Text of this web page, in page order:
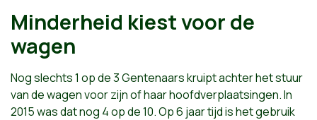
Minderheid kiest voor de
wagen
Nog slechts 1 op de 3 Gentenaars kruipt achter het stuur
van de wagen voor zijn of haar hoofdverplaatsingen. In
2015 was dat nog 4 op de 10. Op 6 jaar tijd is het gebruik